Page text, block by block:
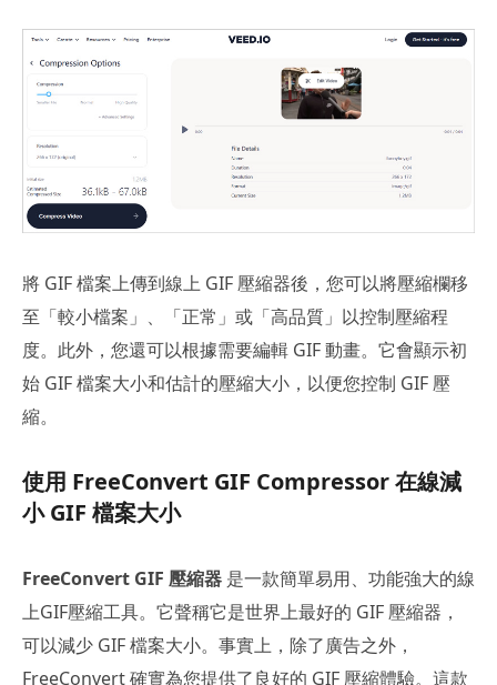
將 GIF 檔案上傳到線上 GIF 壓縮器後，您可以將壓縮欄移
至「較小檔案」、「正常」或「高品質」以控制壓縮程
度。此外，您還可以根據需要編輯 GIF 動畫。它會顯示初
始 GIF 檔案大小和估計的壓縮大小，以便您控制 GIF 壓
縮。
使用 FreeConvert GIF Compressor 在線減
小 GIF 檔案大小
FreeConvert GIF 壓縮器 是一款簡單易用、功能強大的線
上GIF壓縮工具。它聲稱它是世界上最好的 GIF 壓縮器，
可以減少 GIF 檔案大小。事實上，除了廣告之外，
FreeConvert 確實為您提供了良好的 GIF 壓縮體驗。這款